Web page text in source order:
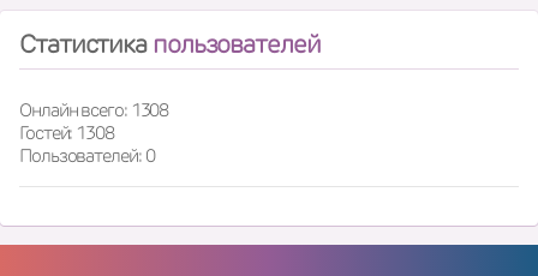
Статистика пользователей
Онлайн всего: 1308
Гостей: 1308
Пользователей: 0